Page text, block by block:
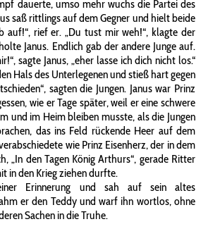
dauerte, umso mehr wuchs die Partei des
saß rittlings auf dem Gegner und hielt beide
auf!“, rief er. „Du tust mir weh!“, klagte der
Janus. Endlich gab der andere Junge auf.
sagte Janus, „eher lasse ich dich nicht los.“
Hals des Unterlegenen und stieß hart gegen
sagten die Jungen. Janus war Prinz
wie er Tage später, weil er eine schwere
und im Heim bleiben musste, als die Jungen
das ins Feld rückende Heer auf dem
wie Prinz Eisenherz, der in dem
„In den Tagen König Arthurs“, gerade Ritter
in den Krieg ziehen durfte.
Erinnerung und sah auf sein altes
er den Teddy und warf ihn wortlos, ohne
Sachen in die Truhe.